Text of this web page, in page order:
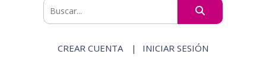
CREAR CUENTA INICIAR SESIÓN